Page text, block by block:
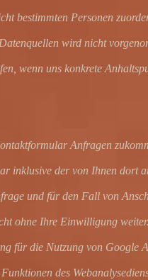
bestimmten Personen
wird nicht
wenn uns konkrete
Anfragen
inklusive der von Ihnen dort
und für den Fall von
ohne Ihre Einwilligung weiter.
für die Nutzung von Google
des